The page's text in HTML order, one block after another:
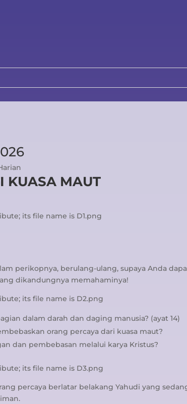
KUASA MAUT
perikopnya, berulang-ulang, supaya Anda
dikandungnya memahaminya!
dalam darah dan daging manusia? (ayat 14)
orang percaya dari kuasa maut?
dan pembebasan melalui karya Kristus?
percaya berlatar belakang Yahudi yang